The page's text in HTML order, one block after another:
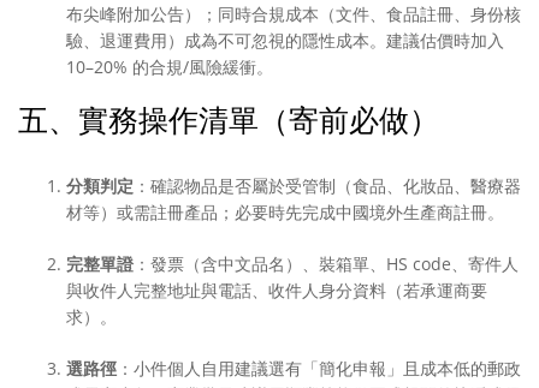
布尖峰附加公告）；同時合規成本（文件、食品註冊、身份核
驗、退運費用）成為不可忽視的隱性成本。建議估價時加入
10–20% 的合規/風險緩衝。
五、實務操作清單（寄前必做）
分類判定 ：確認物品是否屬於受管制（食品、化妝品、醫療器
材等）或需註冊產品；必要時先完成中國境外生產商註冊。
完整單證 ：發票（含中文品名）、裝箱單、HS code、寄件人
與收件人完整地址與電話、收件人身分資料（若承運商要
求）。
選路徑 ：小件個人自用建議選有「簡化申報」且成本低的郵政